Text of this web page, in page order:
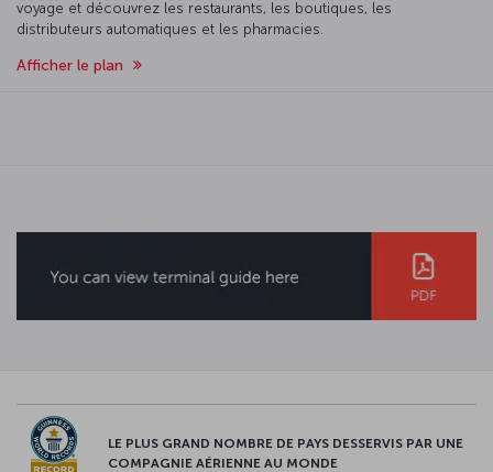
voyage et découvrez les restaurants, les boutiques, les
distributeurs automatiques et les pharmacies.
Afficher le plan
LE PLUS GRAND NOMBRE DE PAYS DESSERVIS PAR UNE
COMPAGNIE AÉRIENNE AU MONDE